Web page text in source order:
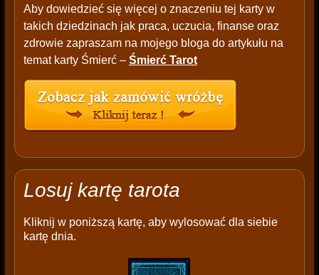
Aby dowiedzieć się więcej o znaczeniu tej karty w
takich dziedzinach jak praca, uczucia, finanse oraz
zdrowie zapraszam na mojego bloga do artykułu na
temat karty Śmierć – Śmierć Tarot
Losuj kartę tarota
Kliknij w poniższą kartę, aby wylosować dla siebie
kartę dnia.